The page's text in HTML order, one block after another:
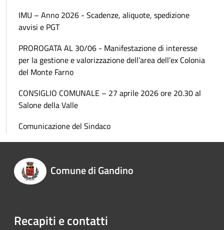
IMU – Anno 2026 - Scadenze, aliquote, spedizione
avvisi e PGT
PROROGATA AL 30/06 - Manifestazione di interesse
per la gestione e valorizzazione dell’area dell’ex Colonia
del Monte Farno
CONSIGLIO COMUNALE – 27 aprile 2026 ore 20.30 al
Salone della Valle
Comunicazione del Sindaco
Comune di Gandino
Recapiti e contatti